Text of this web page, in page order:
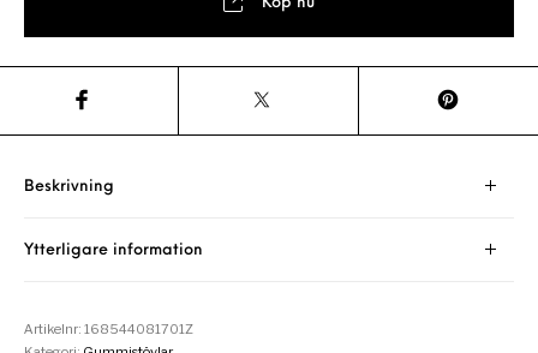
Beskrivning
Ytterligare information
Artikelnr:168544081701Z